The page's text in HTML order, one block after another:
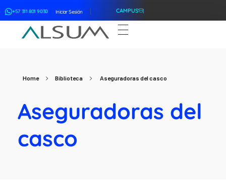
+57 311 801 9030 Iniciar Sesión CAMPUS
Home Biblioteca Aseguradoras del casco
Aseguradoras del
casco